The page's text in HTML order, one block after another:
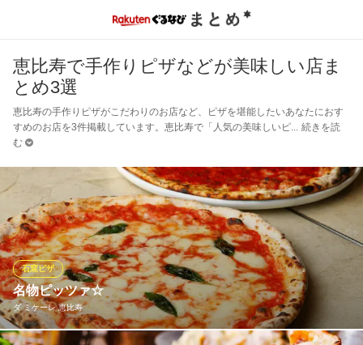
恵比寿で手作りピザなどが美味しい店ま
とめ3選
恵比寿の手作りピザがこだわりのお店など、ピザを堪能したいあなたにおす
すめのお店を3件掲載しています。恵比寿で「人気の美味しいピ
続きを読
む
名物ピッツァ☆
ダ ミケーレ 恵比寿
石窯ピザ